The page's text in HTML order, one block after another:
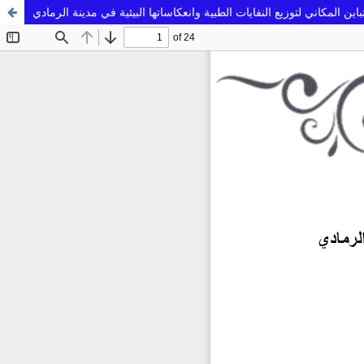
المكاني لتوزيع النفايات الطبية وانعكاساتها البيئية في مدينة الرمادي